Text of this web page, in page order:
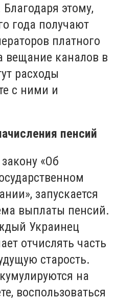
этому,
года получают
платного
вещание каналов в
расходы
с ними и
пенсий
«Об
запускается
выплаты пенсий.
Украинец
отчислять часть
старость.
на
воспользоваться